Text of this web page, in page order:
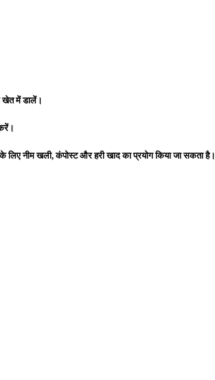
खेत में डालें।
नीम खली, कंपोस्ट और हरी खाद का प्रयोग किया जा सकता है।